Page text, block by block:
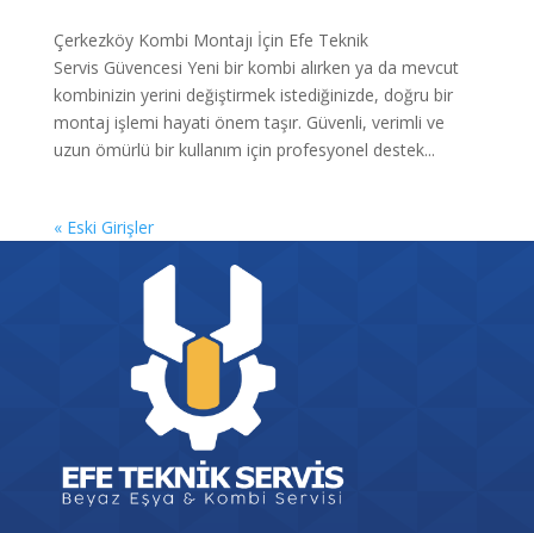
Çerkezköy Kombi Montajı İçin Efe Teknik
Servis Güvencesi Yeni bir kombi alırken ya da mevcut
kombinizin yerini değiştirmek istediğinizde, doğru bir
montaj işlemi hayati önem taşır. Güvenli, verimli ve
uzun ömürlü bir kullanım için profesyonel destek...
« Eski Girişler